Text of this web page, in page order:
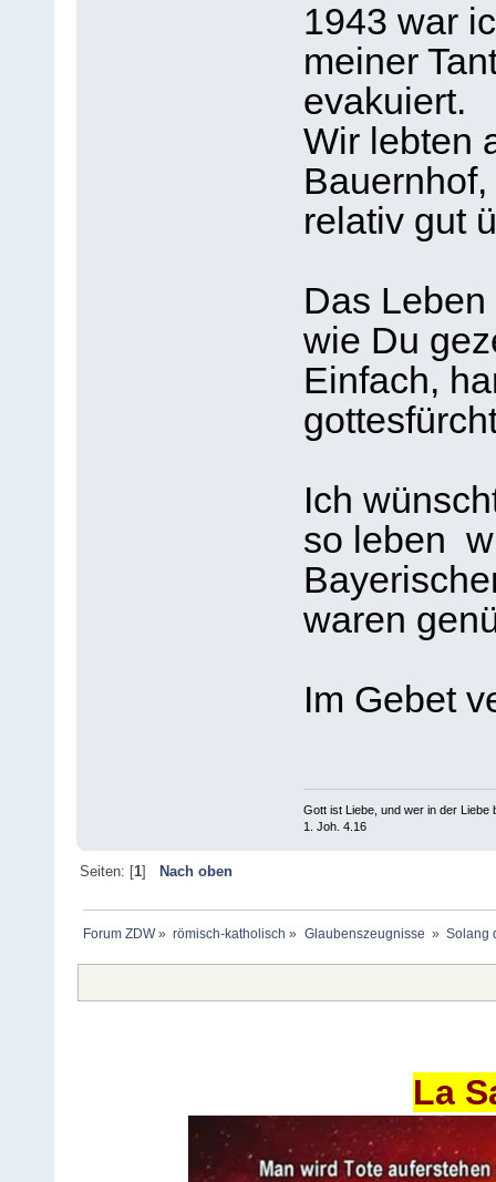
1943 war
meiner
evakuiert.
Wir lebten
relativ gut
Das
wie Du
Einfach,
Ich
so leben
waren
Im Gebet
Gott ist Liebe, und wer in der Liebe
1. Joh. 4.16
Seiten: [1] Nach oben
Forum ZDW» römisch-katholisch » Glaubenszeugnisse » Solang
La